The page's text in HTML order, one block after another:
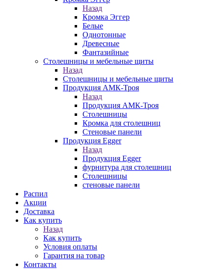
Назад
Кромка Эггер
Белые
Однотонные
Древесные
Фантазийные
Столешницы и мебельные щиты
Назад
Столешницы и мебельные щиты
Продукция АМК-Троя
Назад
Продукция АМК-Троя
Столешницы
Кромка для столешниц
Стеновые панели
Продукция Egger
Назад
Продукция Egger
фурнитура для столешниц
Столешницы
стеновые панели
Распил
Акции
Доставка
Как купить
Назад
Как купить
Условия оплаты
Гарантия на товар
Контакты